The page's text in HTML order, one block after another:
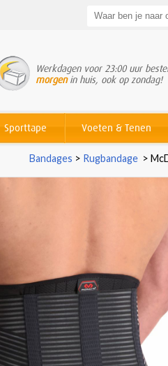
Werkdagen voor 23:00 uur
morgenin huis, ook op zondag!
Sporttape Voeten & Tenen
Bandages > Rugbandage >